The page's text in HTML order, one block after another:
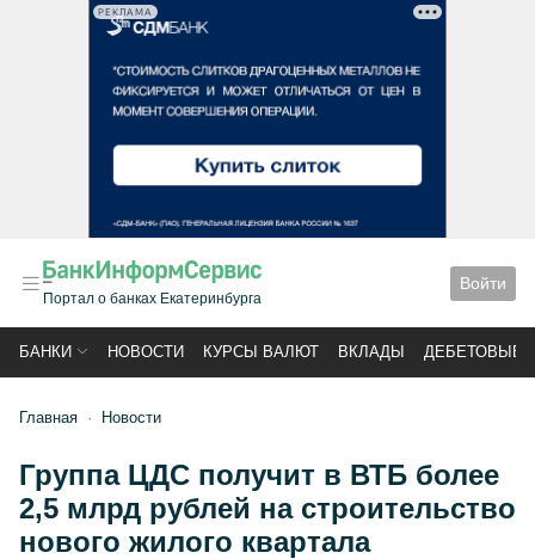
РЕКЛАМА
Портал о банках Екатеринбурга
Войти
БАНКИ НОВОСТИ КУРСЫ ВАЛЮТ ВКЛАДЫ ДЕБЕТОВЫЕ
Главная Новости
Группа ЦДС получит в ВТБ более
2,5 млрд рублей на строительство
нового жилого квартала